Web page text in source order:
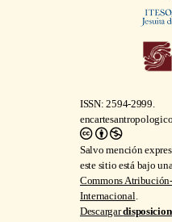
ISSN: 2594-2999.
Salvo mención
este sitio está bajo
Commons
Internacional.
Descargar